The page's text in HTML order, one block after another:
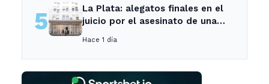
5
La Plata: alegatos finales en el
juicio por el asesinato de una
Hace 1 día